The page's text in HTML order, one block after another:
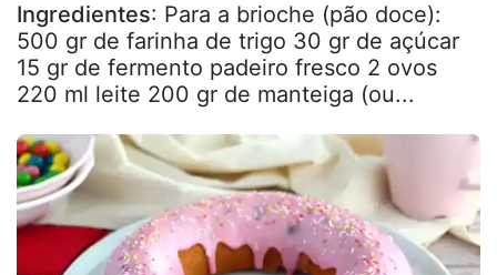
Ingredientes: Para a brioche (pão doce):
500 gr de farinha de trigo 30 gr de açúcar
15 gr de fermento padeiro fresco 2 ovos
220 ml leite 200 gr de manteiga (ou...